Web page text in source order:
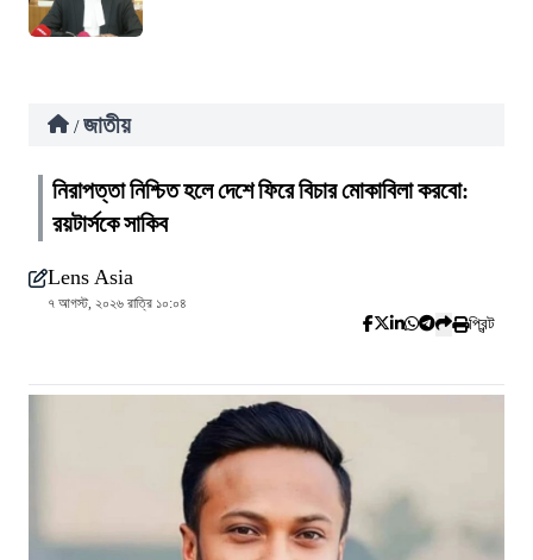
/ জাতীয়
নিরাপত্তা নিশ্চিত হলে দেশে ফিরে বিচার মোকাবিলা করবো:
রয়টার্সকে সাকিব
Lens Asia
৭ আগস্ট, ২০২৬ রাত্রি ১০:০৪
প্রিন্ট